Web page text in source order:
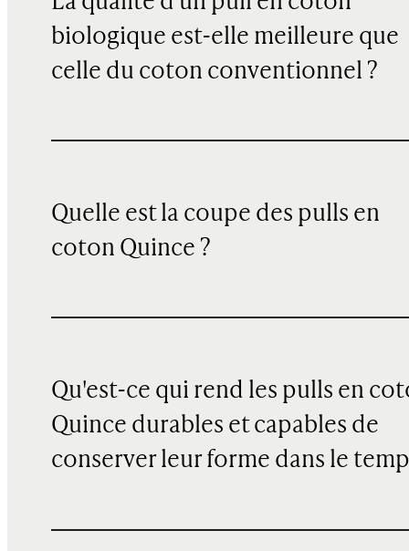
biologique est-elle meilleure que
celle du coton conventionnel ?
Quelle est la coupe des pulls en
coton Quince ?
Qu'est-ce qui rend les pulls en
Quince durables et capables de
conserver leur forme dans le